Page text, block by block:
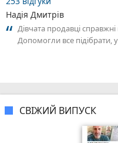
Надія Дмитрів
Дівчата продавці
Допомогли все підібрати,
СВІЖИЙ ВИПУСК